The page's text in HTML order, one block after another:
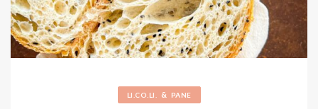
LI.CO.LI. & PANE